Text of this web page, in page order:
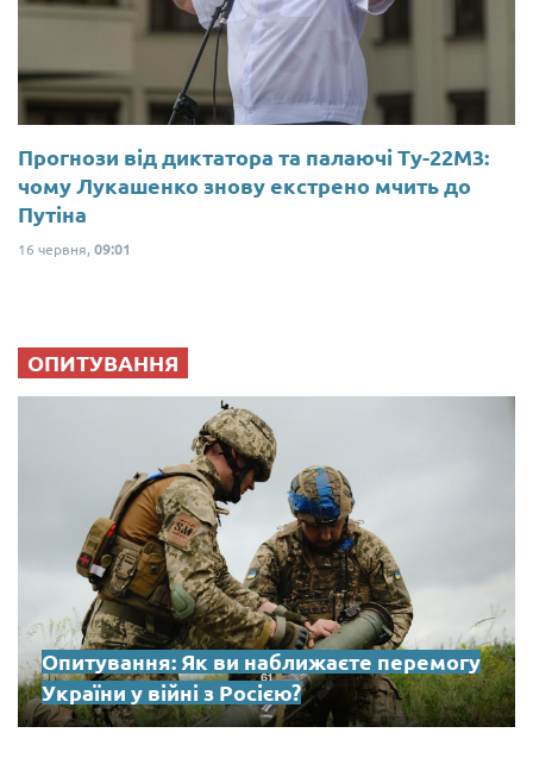
Прогнози від диктатора та палаючі Ту-22М3:
чому Лукашенко знову екстрено мчить до
Путіна
16 червня, 09:01
ОПИТУВАННЯ
Опитування: Як ви наближаєте перемогу
України у війні з Росією?